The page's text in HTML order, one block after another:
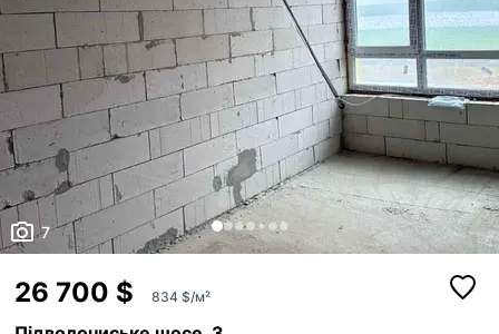
7
26 700 $ 834 $/м²